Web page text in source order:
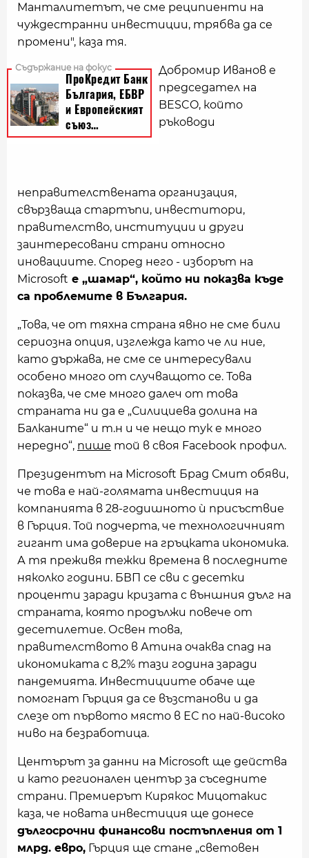
Манталитетът, че сме реципиенти на
чуждестранни инвестиции, трябва да се
промени", каза тя.
Добромир Иванов е
председател на
BESCO, който
ръководи
неправителствената организация,
свързваща стартъпи, инвеститори,
правителство, институции и други
заинтересовани страни относно
иновациите. Според него - изборът на
Microsoft е „шамар“, който ни показва къде
са проблемите в България.
„Това, че от тяхна страна явно не сме били
сериозна опция, изглежда като че ли ние,
като държава, не сме се интересували
особено много от случващото се. Това
показва, че сме много далеч от това
страната ни да е „Силициева долина на
Балканите“ и т.н и че нещо тук е много
нередно“, пише той в своя Facebook профил.
Президентът на Microsoft Брад Смит обяви,
че това е най-голямата инвестиция на
компанията в 28-годишното ѝ присъствие
в Гърция. Той подчерта, че технологичният
гигант има доверие на гръцката икономика.
А тя преживя тежки времена в последните
няколко години. БВП се сви с десетки
проценти заради кризата с външния дълг на
страната, която продължи повече от
десетилетие. Освен това,
правителството в Атина очаква спад на
икономиката с 8,2% тази година заради
пандемията. Инвестициите обаче ще
помогнат Гърция да се възстанови и да
слезе от първото място в ЕС по най-високо
ниво на безработица.
Центърът за данни на Microsoft ще действа
и като регионален център за съседните
страни. Премиерът Кирякос Мицотакис
каза, че новата инвестиция ще донесе
дългосрочни финансови постъпления от 1
млрд. евро, Гърция ще стане „световен